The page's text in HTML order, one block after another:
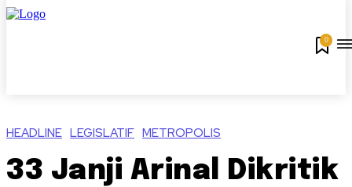
0
HEADLINE LEGISLATIF METROPOLIS
33 Janji Arinal Dikritik